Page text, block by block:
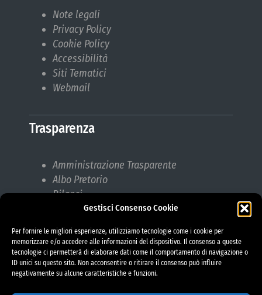
Gestisci Consenso Cookie
Per fornire le migliori esperienze, utilizziamo tecnologie come i cookie per
memorizzare e/o accedere alle informazioni del dispositivo. Il consenso a queste
tecnologie ci permetterà di elaborare dati come il comportamento di navigazione o
ID unici su questo sito. Non acconsentire o ritirare il consenso può influire
negativamente su alcune caratteristiche e funzioni.
Note legali
Privacy Policy
Cookie Policy
Accessibilità
Siti Tematici
Webmail
Trasparenza
Amministrazione Trasparente
Albo Pretorio
Bilanci
Bandi di gara
Responsabile protezione dati (RPD)